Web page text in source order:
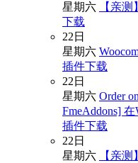
星期六
【亲
下载
22 日
星期六
插件下载
22 日
星期六 Order
FmeAddons]
插件下载
22 日
星期六
【亲